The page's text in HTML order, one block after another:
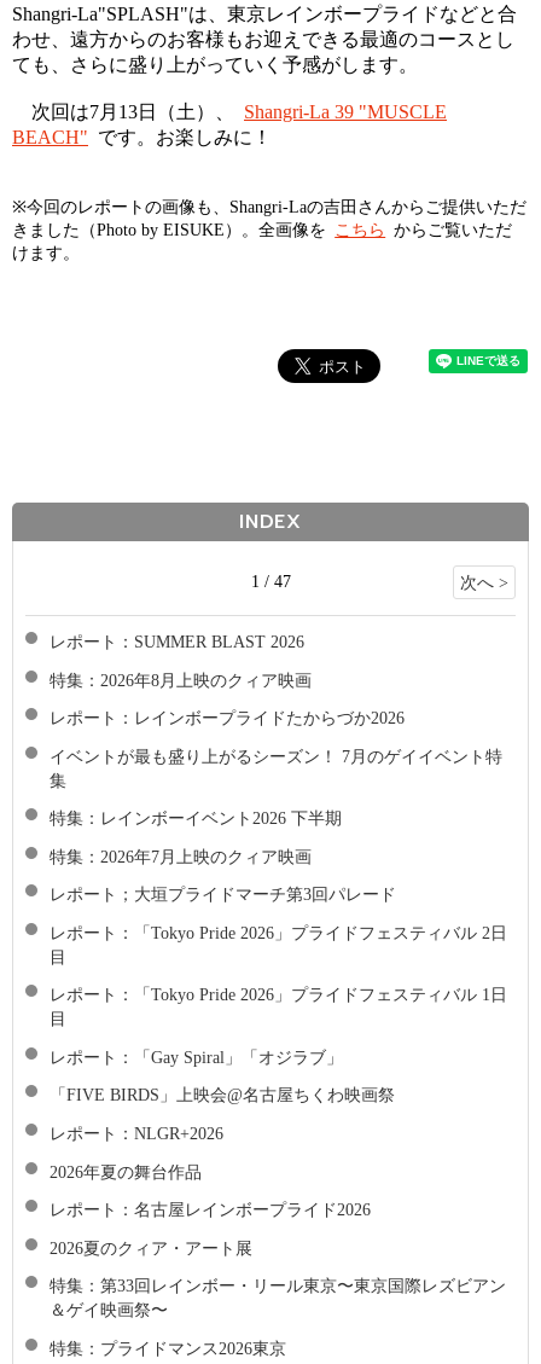
Shangri-La"SPLASH"は、東京レインボープライドなどと合
わせ、遠方からのお客様もお迎えできる最適のコースとし
ても、さらに盛り上がっていく予感がします。
次回は7月13日（土）、
Shangri-La 39 "MUSCLE
BEACH" です。お楽しみに！
※今回のレポートの画像も、Shangri-Laの吉田さんからご提供いただ
きました（Photo by EISUKE）。全画像を
こちら からご覧いただ
けます。
INDEX
1 / 47 次へ >
レポート：SUMMER BLAST 2026
特集：2026年8月上映のクィア映画
レポート：レインボープライドたからづか2026
イベントが最も盛り上がるシーズン！ 7月のゲイイベント特
集
特集：レインボーイベント2026 下半期
特集：2026年7月上映のクィア映画
レポート；大垣プライドマーチ第3回パレード
レポート：「Tokyo Pride 2026」プライドフェスティバル 2日
目
レポート：「Tokyo Pride 2026」プライドフェスティバル 1日
目
レポート：「Gay Spiral」「オジラブ」
「FIVE BIRDS」上映会@名古屋ちくわ映画祭
レポート：NLGR+2026
2026年夏の舞台作品
レポート：名古屋レインボープライド2026
2026夏のクィア・アート展
特集：第33回レインボー・リール東京〜東京国際レズビアン
＆ゲイ映画祭〜
特集：プライドマンス2026東京